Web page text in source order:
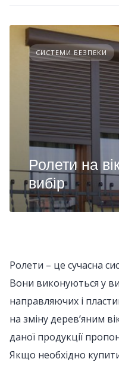
СИСТЕМИ БЕЗПЕКИ
Ролети на
вибір
Ролети – це сучасна
Вони виконуються у
направляючих і
на зміну дерев’яним
даної продукції
Якщо необхідно